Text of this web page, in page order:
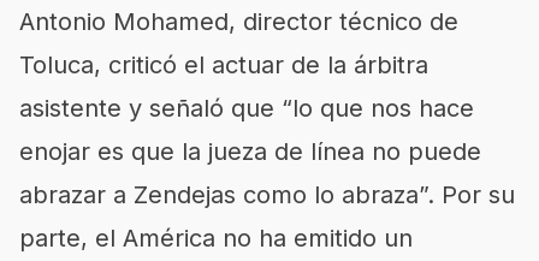
Antonio Mohamed, director técnico de
Toluca, criticó el actuar de la árbitra
asistente y señaló que “lo que nos hace
enojar es que la jueza de línea no puede
abrazar a Zendejas como lo abraza”. Por su
parte, el América no ha emitido un